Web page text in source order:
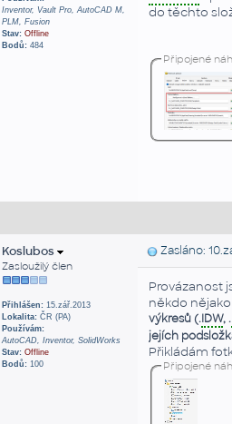
Inventor, Vault Pro, AutoCAD M,
PLM, Fusion
Stav: Offline
Bodů:484
do těchto
Připojené
Koslubos
Zasloužilý člen
Přihlášen:15.zář.2013
Lokalita:ČR (PA)
Používám:
AutoCAD, Inventor, SolidWorks
Stav: Offline
Bodů:100
Zasláno:
Provázanost
někdo
výkresů (.IDW, .
jejích
Přikládám
Připojené